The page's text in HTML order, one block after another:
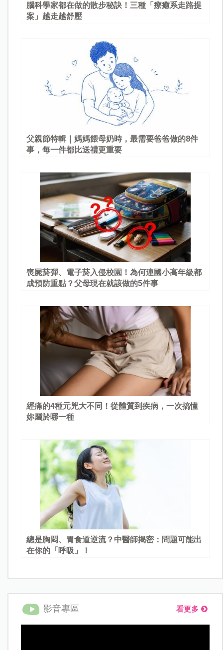
腦科學家都在做的散步秘訣！三種「療癒系走路提
案」越走越舒壓
父親節特輯｜媽媽餵母奶時，最需要爸爸做的8件
事，每一件都比送禮更重要
喪屍菸彈、電子菸入侵校園！為何連國小高年級都
成預防重點？父母現在就該做的5件事
經痛的4種元兇大不同！從體質到疾病，一次搞懂
妳屬於哪一種
總是胸悶、胃食道逆流？中醫師揭密：問題可能出
在你的「呼吸」！
影音專區 看更多